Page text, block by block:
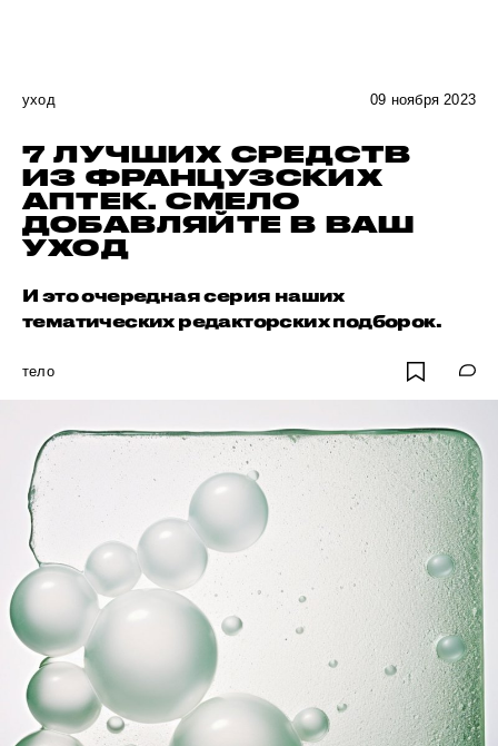
уход 09 ноября 2023
7 ЛУЧШИХ СРЕДСТВ
ИЗ ФРАНЦУЗСКИХ
АПТЕК. СМЕЛО
ДОБАВЛЯЙТЕ В ВАШ
УХОД
И это очередная серия наших
тематических редакторских подборок.
тело